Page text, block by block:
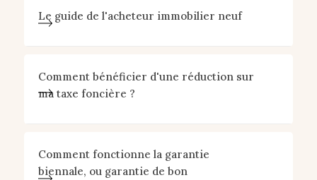
Le guide de l'acheteur immobilier neuf
Comment bénéficier d'une réduction sur
ma taxe foncière ?
Comment fonctionne la garantie
biennale, ou garantie de bon